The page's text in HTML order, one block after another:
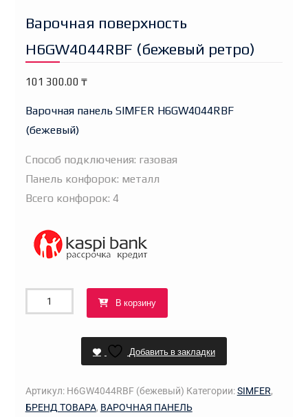
Варочная поверхность
H6GW4044RBF (бежевый ретро)
101 300.00 ₸
Варочная панель SIMFER H6GW4044RBF
(бежевый)
Способ подключения: газовая
Панель конфорок: металл
Всего конфорок: 4
Количество
товара
H6GW4044RBF
ретро)
В корзину
Добавить в закладки
Артикул: H6GW4044RBF (бежевый) Категории:SIMFER,
БРЕНД ТОВАРА, ВАРОЧНАЯ ПАНЕЛЬ